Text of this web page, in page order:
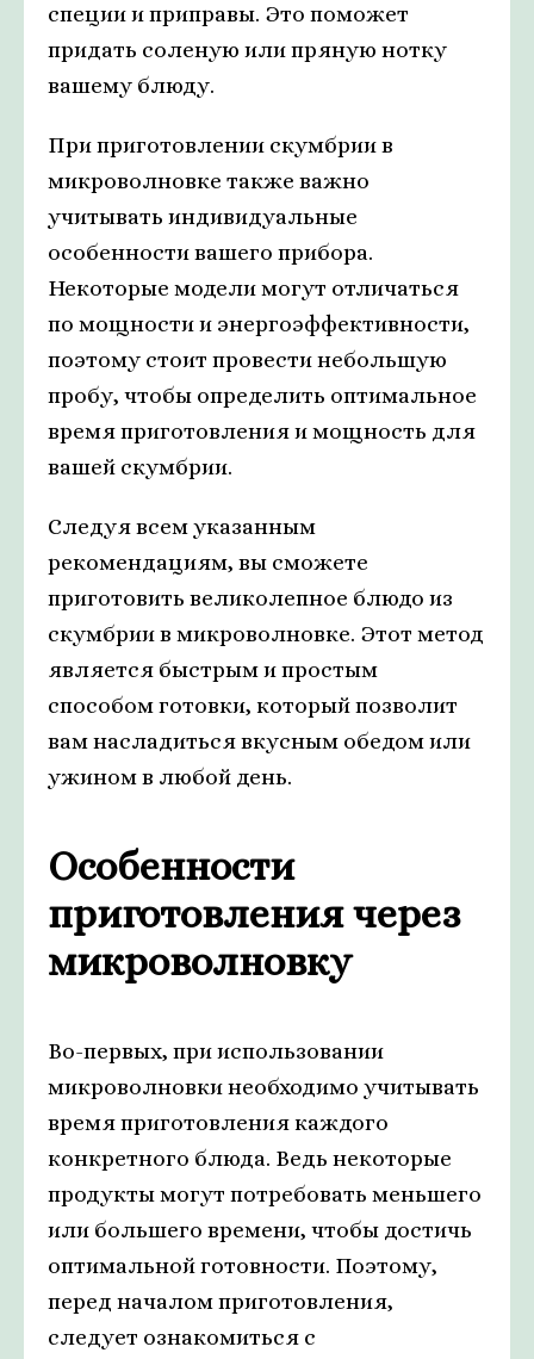
специи и приправы. Это поможет
придать соленую или пряную нотку
вашему блюду.
При приготовлении скумбрии в
микроволновке также важно
учитывать индивидуальные
особенности вашего прибора.
Некоторые модели могут отличаться
по мощности и энергоэффективности,
поэтому стоит провести небольшую
пробу, чтобы определить оптимальное
время приготовления и мощность для
вашей скумбрии.
Следуя всем указанным
рекомендациям, вы сможете
приготовить великолепное блюдо из
скумбрии в микроволновке. Этот метод
является быстрым и простым
способом готовки, который позволит
вам насладиться вкусным обедом или
ужином в любой день.
Особенности
приготовления через
микроволновку
Во-первых, при использовании
микроволновки необходимо учитывать
время приготовления каждого
конкретного блюда. Ведь некоторые
продукты могут потребовать меньшего
или большего времени, чтобы достичь
оптимальной готовности. Поэтому,
перед началом приготовления,
следует ознакомиться с